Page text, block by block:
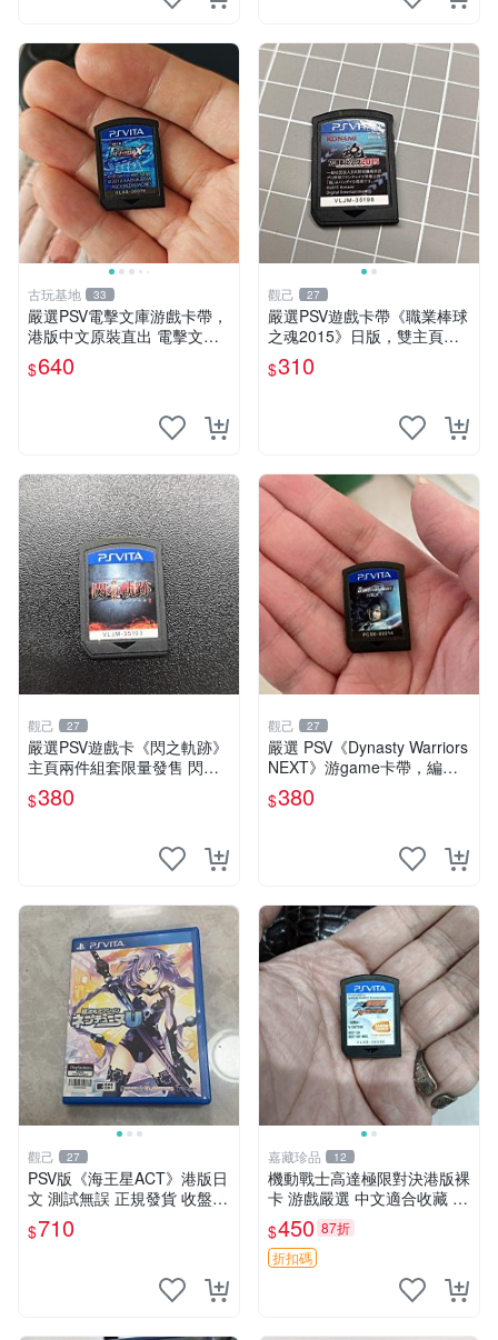
古玩基地 33
嚴選PSV電擊文庫游戲卡帶，
港版中文原裝直出 電擊文庫
PSV 游戲 港版
$640
觀己 27
嚴選PSV遊戲卡帶《職業棒球
之魂2015》日版，雙主頁遊
戲任選 職業棒球之魂 PSV 維
修 游戲卡帶 2015
$310
觀己 27
嚴選PSV遊戲卡《閃之軌跡》
主頁兩件組套限量發售 閃之
軌跡 PSV 游戲卡
$380
觀己 27
嚴選 PSV《Dynasty Warriors
NEXT》游game卡帶，編號P
CSE，幾乎全新，無原廠包
裝，個人閒置直售，無條件退
$380
觀己 27
PSV版《海王星ACT》港版日
文 測試無誤 正規發貨 收盤後
配送 光碊保養完整 海王星AC
T 港版 PSV 測試合格
$710
嘉藏珍品 12
機動戰士高達極限對決港版裸
卡 游戲嚴選 中文適合收藏 機
動戰士 高達對決 游戲機
$450 87折
折扣碼